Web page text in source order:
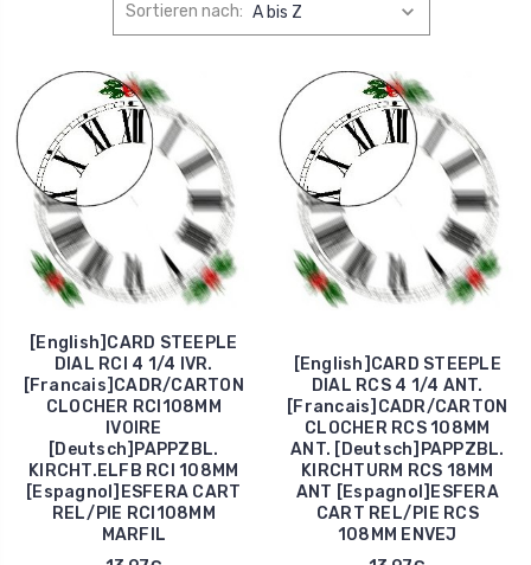
Sortieren nach:
[English]CARD STEEPLE
DIAL RCI 4 1/4 IVR.
[Francais]CADR/CARTON
CLOCHER RCI108MM
IVOIRE
[Deutsch]PAPPZBL.
KIRCHT.ELFB RCI 108MM
[Espagnol]ESFERA CART
REL/PIE RCI108MM
MARFIL
[English]CARD STEEPLE
DIAL RCS 4 1/4 ANT.
[Francais]CADR/CARTON
CLOCHER RCS 108MM
ANT. [Deutsch]PAPPZBL.
KIRCHTURM RCS 18MM
ANT [Espagnol]ESFERA
CART REL/PIE RCS
108MM ENVEJ